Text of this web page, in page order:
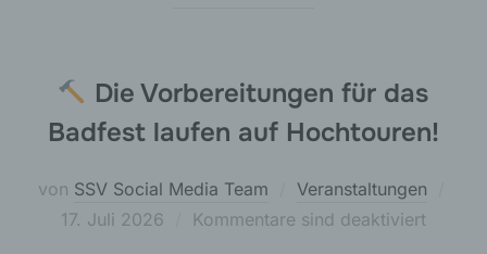
Die Vorbereitungen für das
Badfest laufen auf Hochtouren!
von SSV Social Media Team Veranstaltungen
17. Juli 2026 Kommentare sind deaktiviert